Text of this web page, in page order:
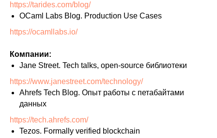
https://tarides.com/blog/
OCaml Labs Blog. Production Use Cases
https://ocamllabs.io/
Компании:
Jane Street. Tech talks, open-source библиотеки
https://www.janestreet.com/technology/
Ahrefs Tech Blog. Опыт работы с петабайтами
данных
https://tech.ahrefs.com/
Tezos. Formally verified blockchain